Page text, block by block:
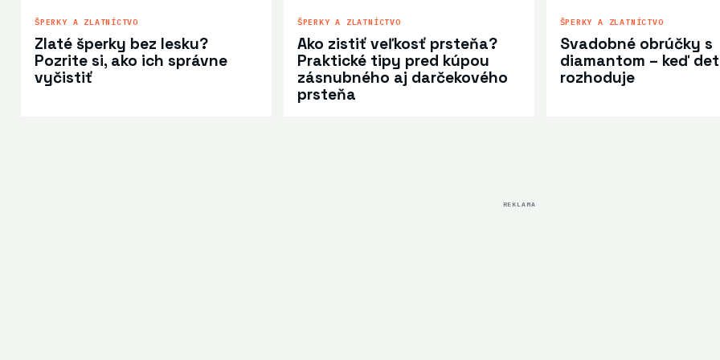
ŠPERKY A ZLATNÍCTVO
Zlaté šperky bez lesku?
Pozrite si, ako ich správne
vyčistiť
ŠPERKY A ZLATNÍCTVO
Ako zistiť veľkosť prsteňa?
Praktické tipy pred kúpou
zásnubného aj darčekového
prsteňa
ŠPERKY A ZLATNÍCTVO
Svadobné obrúčky s
diamantom – keď
rozhoduje
REKLAMA